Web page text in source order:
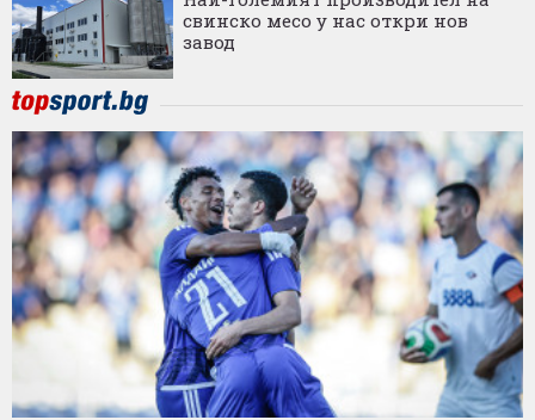
свинско месо у нас откри нов
завод